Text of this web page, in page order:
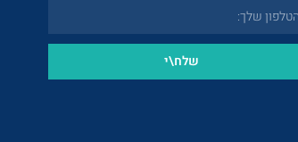
שלח\י